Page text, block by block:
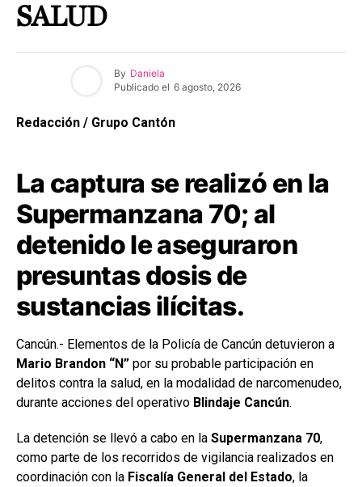
SALUD
By Daniela
Publicado el 6 agosto, 2026
Redacción / Grupo Cantón
La captura se realizó en la
Supermanzana 70; al
detenido le aseguraron
presuntas dosis de
sustancias ilícitas.
Cancún.- Elementos de la Policía de Cancún detuvieron a
Mario Brandon “N” por su probable participación en
delitos contra la salud, en la modalidad de narcomenudeo,
durante acciones del operativo Blindaje Cancún.
La detención se llevó a cabo en la Supermanzana 70,
como parte de los recorridos de vigilancia realizados en
coordinación con la Fiscalía General del Estado, la